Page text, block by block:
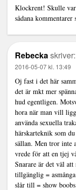
Klockrent! Skulle
sådana
Rebeckaskriver:
2016-05-07 kl. 13:49
Oj fast i det här
det är mkt mer
hud egentligen.
hora när man vill
använda sexuella
härskarteknik som
sällan. Men tror inte
vrede för att en tjej
Snarare är det väl att
tillgänglig =
slår till = show